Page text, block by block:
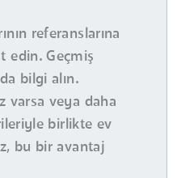
referanslarına
edin. Geçmiş
bilgi alın.
varsa veya daha
birlikte ev
bu bir avantaj